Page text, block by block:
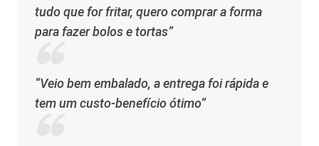
tudo que for fritar, quero comprar a forma
para fazer bolos e tortas”
“Veio bem embalado, a entrega foi rápida e
tem um custo-benefício ótimo”